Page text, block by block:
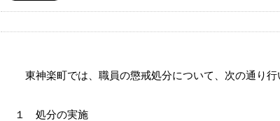
東神楽町では、職員の懲戒処分について、次の通り行
１ 処分の実施